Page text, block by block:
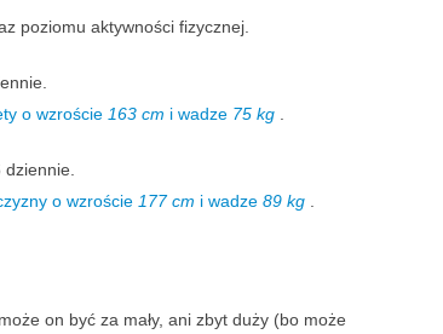
poziomu aktywności fizycznej.
o wzroście 163 cm i wadze 75 kg
o wzroście 177 cm i wadze 89 kg
może on być za mały, ani zbyt duży (bo może